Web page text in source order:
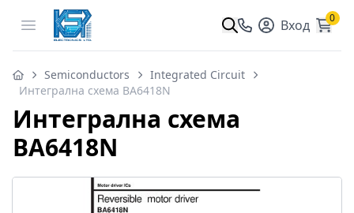
Open menu Вход 0
Semiconductors
Integrated Circuit
Интегрална схема BA6418N
Интегрална схема
BA6418N